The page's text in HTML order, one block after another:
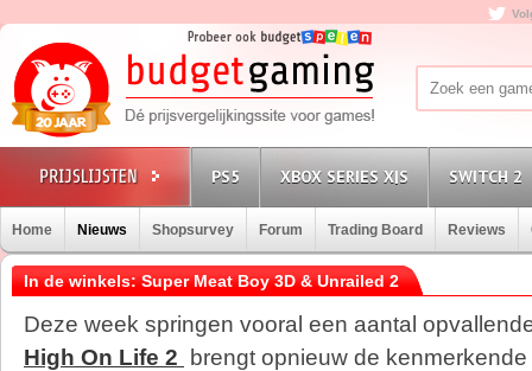
PS5 XBOX SERIES X|S SWITCH 2
Home Nieuws Shopsurvey Forum Trading Board Reviews
In de winkels: Super Meat Boy 3D & Unrailed 2
Deze week springen vooral een aantal
High On Life 2
brengt opnieuw de